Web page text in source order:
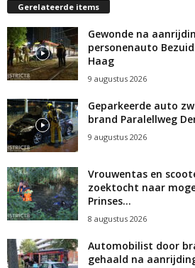
Gerelateerde items
Gewonde na
personenauto
Haag
9 augustus 2026
Geparkeerde auto
brand Paralellweg
9 augustus 2026
Vrouwentas en
zoektocht naar
Prinses...
8 augustus 2026
Automobilist door
gehaald na